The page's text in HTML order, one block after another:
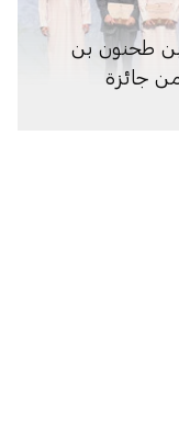
طحنون بن
جائزة